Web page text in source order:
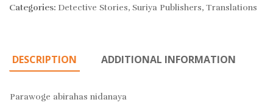
Categories: Detective Stories, Suriya Publishers, Translations
DESCRIPTION ADDITIONAL INFORMATION
Parawoge abirahas nidanaya